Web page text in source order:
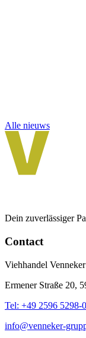
Alle nieuws
Dein zuverlässiger
Contact
Viehhandel
Ermener Straße 20,
Tel: +49 2596 5298-0
info@venneker-